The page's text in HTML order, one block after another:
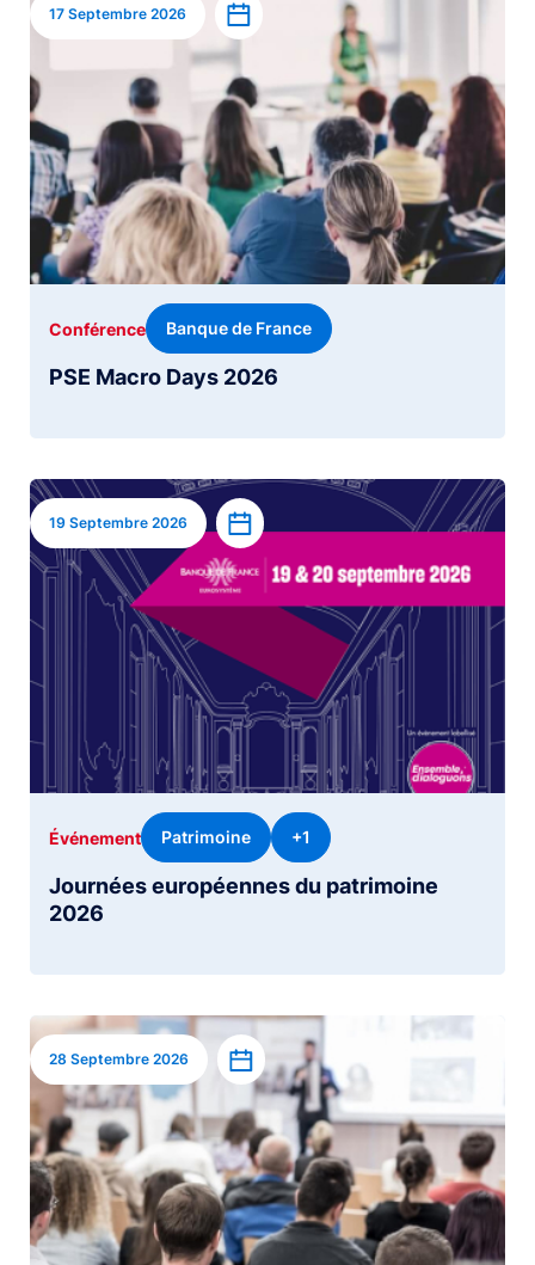
17 Septembre 2026 Ajouter à l’agenda
PSE Macro Days 2026
Conférence Banque de France
Image
19 Septembre 2026 Ajouter à l’agenda
Journées européennes du patrimoine
2026
Événement Patrimoine +1
Image
28 Septembre 2026 Ajouter à l’agenda